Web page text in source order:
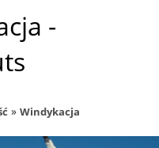
-
» Windykacja